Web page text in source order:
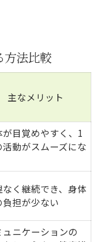
方法比較
主なメリット
が目覚めやすく、1
活動がスムーズにな
なく継続でき、身体
負担が少ない
ュニケーションの